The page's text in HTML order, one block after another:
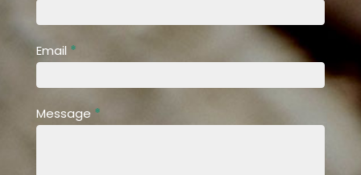
Email *
Message *